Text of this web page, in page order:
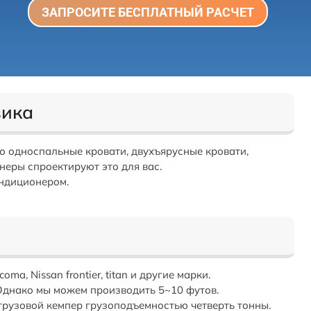
ЗАПРОСИТЕ БЕСПЛАТНЫЙ РАСЧЕТ
кровати, двухъярусные кровати,
спроектируют это для вас.
Nissan frontier, titan и другие марки.
мы можем производить 5~10 футов.
кемпер грузоподъемностью четверть тонны.